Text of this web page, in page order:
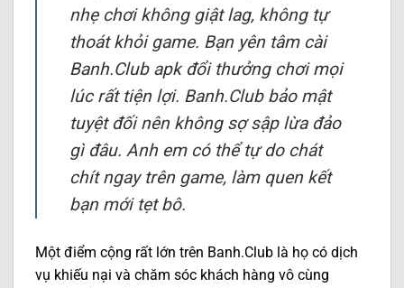
nhẹ chơi không giật lag, không tự
thoát khỏi game. Bạn yên tâm cài
Banh.Club apk đổi thưởng chơi mọi
lúc rất tiện lợi. Banh.Club bảo mật
tuyệt đối nên không sợ sập lừa đảo
gì đâu. Anh em có thể tự do chát
chít ngay trên game, làm quen kết
bạn mới tẹt bô.
Một điểm cộng rất lớn trên Banh.Club là họ có dịch
vụ khiếu nại và chăm sóc khách hàng vô cùng